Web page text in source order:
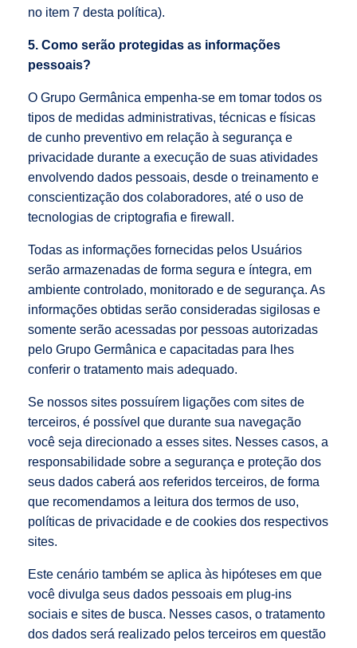
no item 7 desta política).
5. Como serão protegidas as informações
pessoais?
O Grupo Germânica empenha-se em tomar todos os
tipos de medidas administrativas, técnicas e físicas
de cunho preventivo em relação à segurança e
privacidade durante a execução de suas atividades
envolvendo dados pessoais, desde o treinamento e
conscientização dos colaboradores, até o uso de
tecnologias de criptografia e firewall.
Todas as informações fornecidas pelos Usuários
serão armazenadas de forma segura e íntegra, em
ambiente controlado, monitorado e de segurança. As
informações obtidas serão consideradas sigilosas e
somente serão acessadas por pessoas autorizadas
pelo Grupo Germânica e capacitadas para lhes
conferir o tratamento mais adequado.
Se nossos sites possuírem ligações com sites de
terceiros, é possível que durante sua navegação
você seja direcionado a esses sites. Nesses casos, a
responsabilidade sobre a segurança e proteção dos
seus dados caberá aos referidos terceiros, de forma
que recomendamos a leitura dos termos de uso,
políticas de privacidade e de cookies dos respectivos
sites.
Este cenário também se aplica às hipóteses em que
você divulga seus dados pessoais em plug-ins
sociais e sites de busca. Nesses casos, o tratamento
dos dados será realizado pelos terceiros em questão